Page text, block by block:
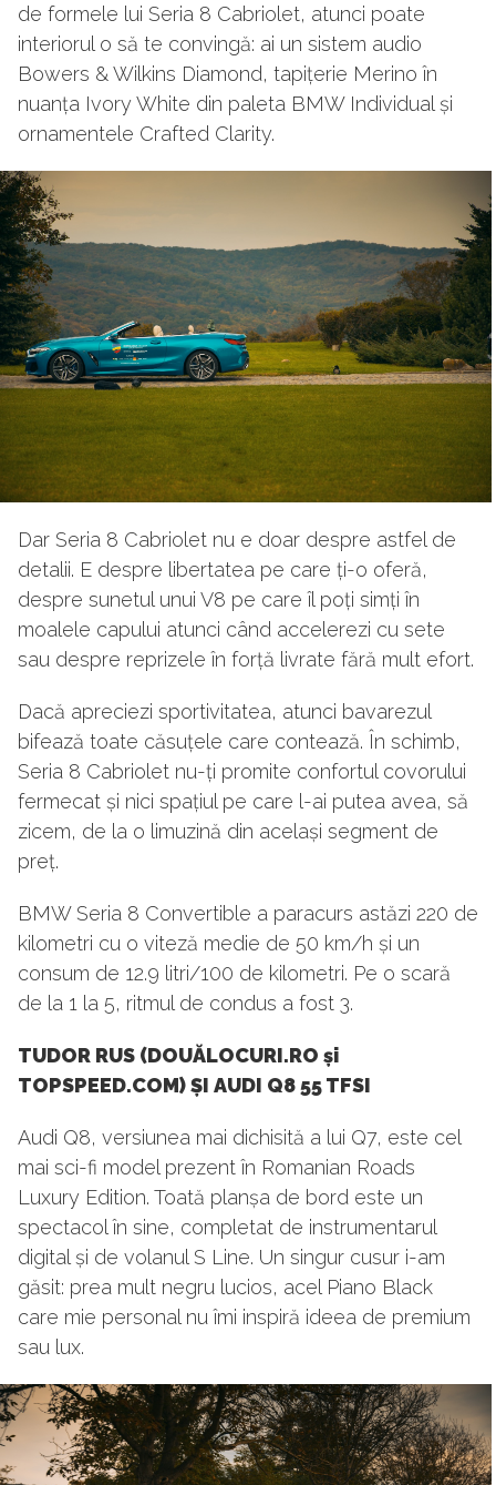
de formele lui Seria 8 Cabriolet, atunci poate
interiorul o să te convingă: ai un sistem audio
Bowers & Wilkins Diamond, tapițerie Merino în
nuanța Ivory White din paleta BMW Individual și
ornamentele Crafted Clarity.
Dar Seria 8 Cabriolet nu e doar despre astfel de
detalii. E despre libertatea pe care ți-o oferă,
despre sunetul unui V8 pe care îl poți simți în
moalele capului atunci când accelerezi cu sete
sau despre reprizele în forță livrate fără mult efort.
Dacă apreciezi sportivitatea, atunci bavarezul
bifează toate căsuțele care contează. În schimb,
Seria 8 Cabriolet nu-ți promite confortul covorului
fermecat și nici spațiul pe care l-ai putea avea, să
zicem, de la o limuzină din același segment de
preț.
BMW Seria 8 Convertible a paracurs astăzi 220 de
kilometri cu o viteză medie de 50 km/h și un
consum de 12.9 litri/100 de kilometri. Pe o scară
de la 1 la 5, ritmul de condus a fost 3.
TUDOR RUS (DOUĂLOCURI.RO și
TOPSPEED.COM)ȘI AUDI Q8 55 TFSI
Audi Q8, versiunea mai dichisită a lui Q7, este cel
mai sci-fi model prezent în Romanian Roads
Luxury Edition. Toată planșa de bord este un
spectacol în sine, completat de instrumentarul
digital și de volanul S Line. Un singur cusur i-am
găsit: prea mult negru lucios, acel Piano Black
care mie personal nu îmi inspiră ideea de premium
sau lux.